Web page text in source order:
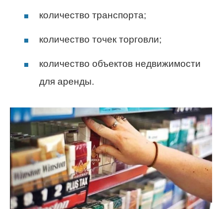
количество транспорта;
количество точек торговли;
количество объектов недвижимости
для аренды.